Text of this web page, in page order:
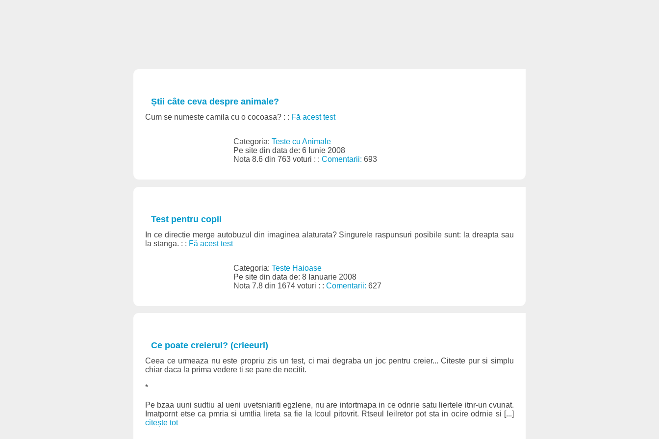
Știi câte ceva despre animale?
Cum se numeste camila cu o cocoasa? : : Fă acest test
Categoria:Teste cu Animale
Pe site din data de: 6 Iunie 2008
Nota 8.6 din 763 voturi : :Comentarii:693
Test pentru copii
In ce directie merge autobuzul din imaginea alaturata? Singurele raspunsuri posibile sunt: la dreapta sau
la stanga. : : Fă acest test
Categoria:Teste Haioase
Pe site din data de: 8 Ianuarie 2008
Nota 7.8 din 1674 voturi : :Comentarii:627
Ce poate creierul? (crieeurl)
Ceea ce urmeaza nu este propriu zis un test, ci mai degraba un joc pentru creier... Citeste pur si simplu
chiar daca la prima vedere ti se pare de necitit.
*
Pe bzaa uuni sudtiu al ueni uvetsniariti egzlene, nu are intortmapa in ce odnrie satu liertele itnr-un cvunat.
Imatpornt etse ca pmria si umtlia lireta sa fie la lcoul pitovrit. Rtseul leilretor pot sta in ocire odrnie si [...]
citește tot